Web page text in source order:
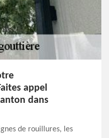
appel
dans
de rouillures, les